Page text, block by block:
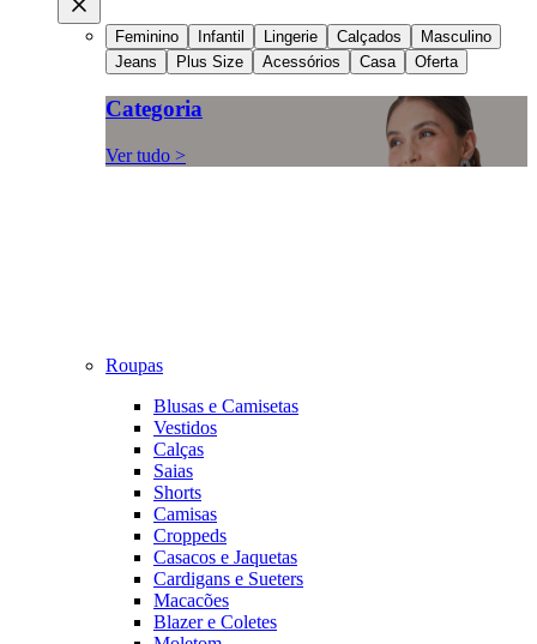
Feminino Infantil Lingerie Calçados
Masculino
Jeans
Plus Size Acessórios Casa Oferta
Categoria
Ver tudo >
Roupas
Blusas e Camisetas
Vestidos
Calças
Saias
Shorts
Camisas
Croppeds
Casacos e Jaquetas
Cardigans e Sueters
Macacões
Blazer e Coletes